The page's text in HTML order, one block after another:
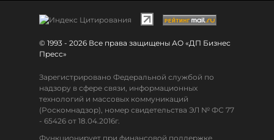
© 1993 - 2026 Все права защищены АО «ДП Бизнес
Пресс»
Зарегистрировано Федеральной службой по
надзору в сфере связи, информационных
технологий и массовых коммуникаций
(Роскомнадзор), номер свидетельства ЭЛ № ФС 77
- 65426 от 18.04.2016г.
Функционирует при финансовой поддержке